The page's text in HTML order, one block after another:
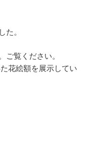
た。
ご覧ください。
花絵額を展示してい